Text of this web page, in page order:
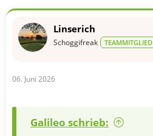
k
o
:
Linserich
Schoggifreak TEAMMITGLIED
06. Juni 2026
Galileo schrieb: